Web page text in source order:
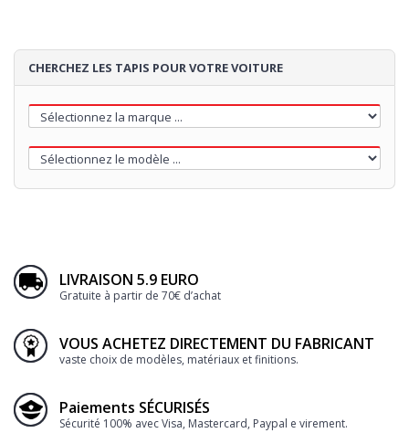
CHERCHEZ LES TAPIS POUR VOTRE VOITURE
LIVRAISON 5.9 EURO
Gratuite à partir de 70€ d’achat
VOUS ACHETEZ DIRECTEMENT DU FABRICANT
vaste choix de modèles, matériaux et finitions.
Paiements SÉCURISÉS
Sécurité 100% avec Visa, Mastercard, Paypal e virement.